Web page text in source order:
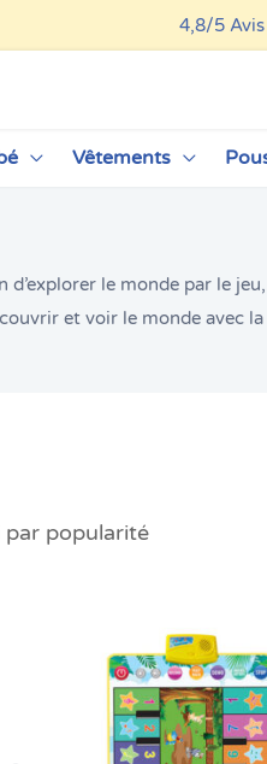
4,8/5
Vêtements
le monde par le
et voir le monde avec
prix
initial
était :
53,90 €.
prix
actuel
est :
44,90